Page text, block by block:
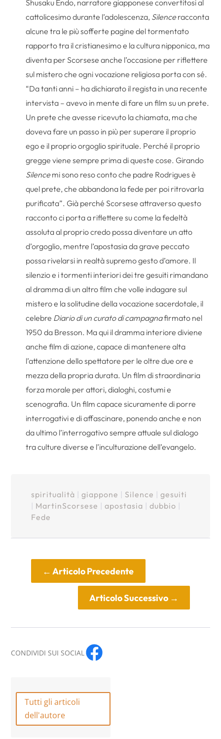
Shusaku Endo, narratore giapponese convertitosi al
cattolicesimo durante l’adolescenza, Silence racconta
alcune tra le più sofferte pagine del tormentato
rapporto tra il cristianesimo e la cultura nipponica, ma
diventa per Scorsese anche l’occasione per riflettere
sul mistero che ogni vocazione religiosa porta con sé.
“Da tanti anni – ha dichiarato il regista in una recente
intervista – avevo in mente di fare un film su un prete.
Un prete che avesse ricevuto la chiamata, ma che
doveva fare un passo in più per superare il proprio
ego e il proprio orgoglio spirituale. Perché il proprio
gregge viene sempre prima di queste cose. Girando
Silence mi sono reso conto che padre Rodrigues è
quel prete, che abbandona la fede per poi ritrovarla
purificata”. Già perché Scorsese attraverso questo
racconto ci porta a riflettere su come la fedeltà
assoluta al proprio credo possa diventare un atto
d’orgoglio, mentre l’apostasia da grave peccato
possa rivelarsi in realtà supremo gesto d’amore. Il
silenzio e i tormenti interiori dei tre gesuiti rimandano
al dramma di un altro film che volle indagare sul
mistero e la solitudine della vocazione sacerdotale, il
celebre Diario di un curato di campagnafirmato nel
1950 da Bresson. Ma qui il dramma interiore diviene
anche film di azione, capace di mantenere alta
l’attenzione dello spettatore per le oltre due ore e
mezza della propria durata. Un film di straordinaria
forza morale per attori, dialoghi, costumi e
scenografia. Un film capace sicuramente di porre
interrogativi e di affascinare, ponendo anche e non
da ultimo l’interrogativo sempre attuale sul dialogo
tra culture diverse e l’inculturazione dell’evangelo.
spiritualità giappone Silence
gesuiti
MartinScorsese apostasia dubbio
Fede
←Articolo Precedente
Articolo Successivo→
CONDIVIDI SUI SOCIAL
Tutti gli articoli
dell'autore